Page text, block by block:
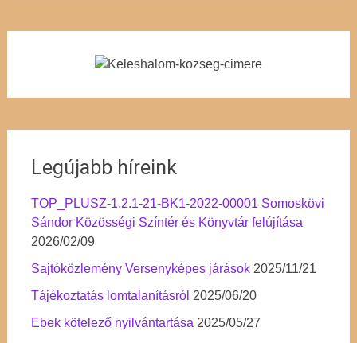
Legújabb híreink
TOP_PLUSZ-1.2.1-21-BK1-2022-00001 Somoskövi
Sándor Közösségi Színtér és Könyvtár felújítása
2026/02/09
Sajtóközlemény Versenyképes járások 2025/11/21
Tájékoztatás lomtalanításról 2025/06/20
Ebek kötelező nyilvántartása 2025/05/27